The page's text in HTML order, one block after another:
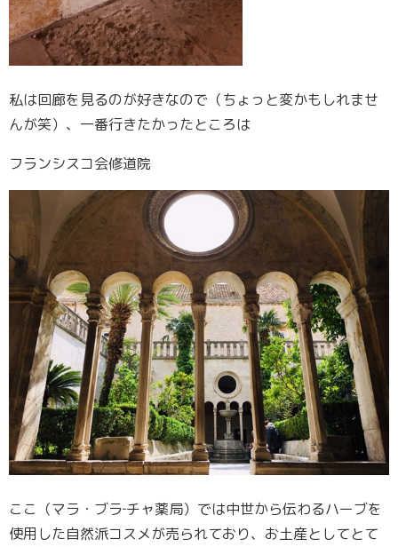
私は回廊を見るのが好きなので（ちょっと変かもしれませ
んが笑）、一番行きたかったところは
フランシスコ会修道院
ここ（マラ・ブラ‐チャ薬局）では中世から伝わるハーブを
使用した自然派コスメが売られており、お土産としてとて